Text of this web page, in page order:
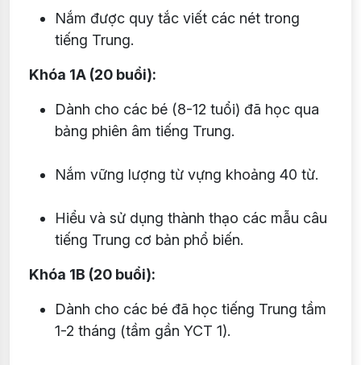
Nắm được quy tắc viết các nét trong
tiếng Trung.
Khóa 1A (20 buổi):
Dành cho các bé (8-12 tuổi) đã học qua
bảng phiên âm tiếng Trung.
Nắm vững lượng từ vựng khoảng 40 từ.
Hiểu và sử dụng thành thạo các mẫu câu
tiếng Trung cơ bản phổ biến.
Khóa 1B (20 buổi):
Dành cho các bé đã học tiếng Trung tầm
1-2 tháng (tầm gần YCT 1).